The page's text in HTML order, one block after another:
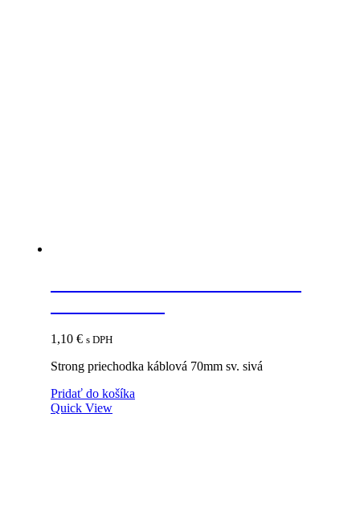
1,10 € s DPH
Strong priechodka káblová 70mm sv. sivá
Pridať do košíka
Quick View